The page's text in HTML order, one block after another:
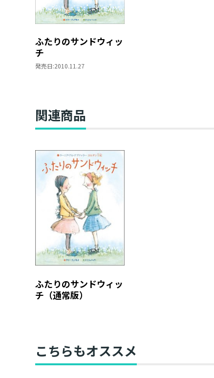
ふたりのサンドウィッ
チ
発売日:2010.11.27
関連商品
ふたりのサンドウィッ
チ（通常版）
こちらもオススメ